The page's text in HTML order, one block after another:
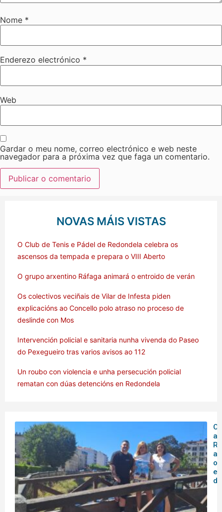
Nome *
Enderezo electrónico *
Web
Gardar o meu nome, correo electrónico e web neste
navegador para a próxima vez que faga un comentario.
NOVAS MÁIS VISTAS
O Club de Tenis e Pádel de Redondela celebra os
ascensos da tempada e prepara o VIII Aberto
O grupo arxentino Ráfaga animará o entroido de verán
Os colectivos veciñais de Vilar de Infesta piden
explicacións ao Concello polo atraso no proceso de
deslinde con Mos
Intervención policial e sanitaria nunha vivenda do Paseo
do Pexegueiro tras varios avisos ao 112
Un roubo con violencia e unha persecución policial
rematan con dúas detencións en Redondela
O
o